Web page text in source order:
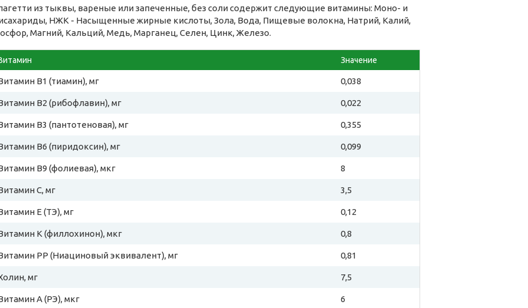
из тыквы, вареные или запеченные, без соли содержит следующие витамины: Моно- и
НЖК - Насыщенные жирные кислоты, Зола, Вода, Пищевые волокна, Натрий, Калий,
Магний, Кальций, Медь, Марганец, Селен, Цинк, Железо.
Значение
B1 (тиамин), мг 0,038
B2 (рибофлавин), мг 0,022
B3 (пантотеновая), мг 0,355
B6 (пиридоксин), мг 0,099
B9 (фолиевая), мкг 8
C, мг 3,5
E (ТЭ), мг 0,12
К (филлохинон), мкг 0,8
PP (Ниациновый эквивалент), мг 0,81
мг 7,5
A (РЭ), мкг 6